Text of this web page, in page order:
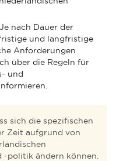
nach Dauer der
und langfristige
Anforderungen
über die Regeln für
und
sich die spezifischen
Zeit aufgrund von
-politik ändern können.